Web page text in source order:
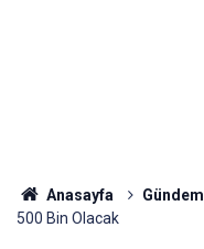
Anasayfa Gündem
500 Bin Olacak